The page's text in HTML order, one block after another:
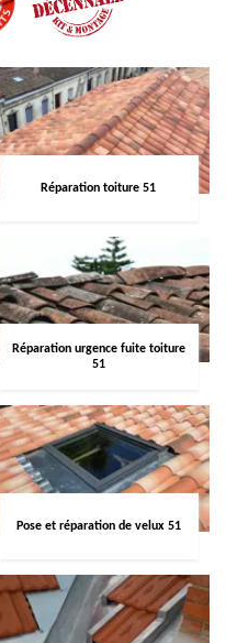
Réparation toiture 51
Réparation urgence fuite toiture
51
Pose et réparation de velux 51